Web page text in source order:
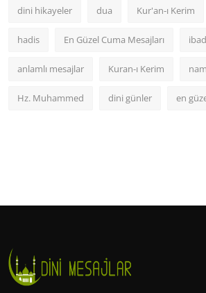
dini hikayeler dua Kur'an-ı Kerim
hadis En Güzel Cuma Mesajları
anlamlı mesajlar Kuran-ı Kerim
Hz. Muhammed dini günler en